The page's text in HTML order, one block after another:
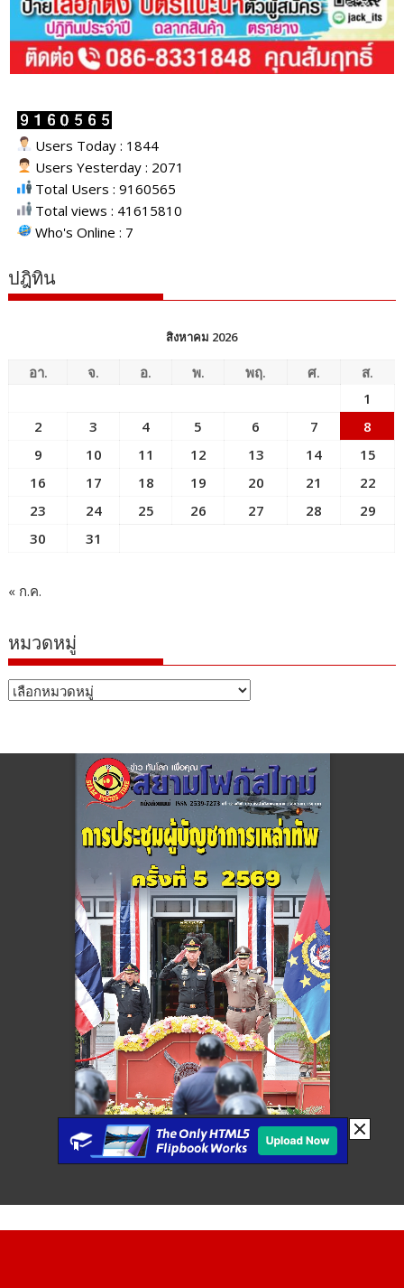
Users Today : 1844
Users Yesterday : 2071
Total Users : 9160565
Total views : 41615810
Who's Online : 7
ปฎิทิน
สิงหาคม 2026
อา. จ. อ. พ. พฤ. ศ.
ส.
1
2
3 4 5 6 7
8
9
10 11 12 13 14
15
16
17 18 19 20 21
22
23
24 25 26 27 28
29
30
31
« ก.ค.
หมวดหมู่
หมวด